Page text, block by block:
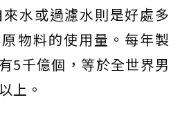
水或過濾水則是好處多
物料的使用量。每年製
5千億個，等於全世界男
上。